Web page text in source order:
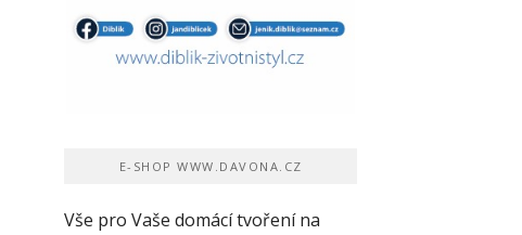
E-SHOP WWW.DAVONA.CZ
Vše pro Vaše domácí tvoření na